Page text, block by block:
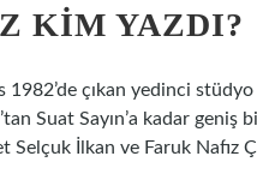
KIM YAZDI?
1982’de çıkan yedinci
Suat Sayın’a kadar
Selçuk İlkan ve Faruk Nafız